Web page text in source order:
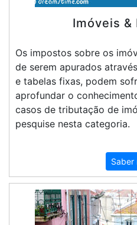
Imóveis &
Os impostos sobre os
de serem apurados
e tabelas fixas, podem
aprofundar o
casos de tributação de
pesquise nesta categoria.
Saber